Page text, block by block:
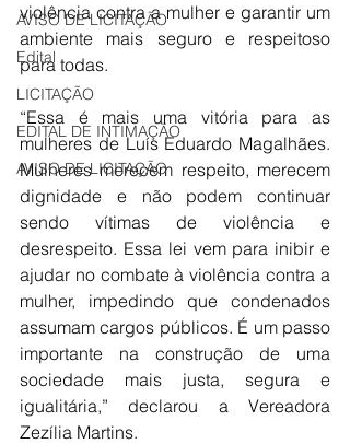
AVISO DE LICITAÇÃO
Edital
LICITAÇÃO
EDITAL DE INTIMAÇÃO
AVISO DE LICITAÇÃO
violência contra a mulher e garantir um
ambiente mais seguro e respeitoso
para todas.
“Essa é mais uma vitória para as
mulheres de Luís Eduardo Magalhães.
Mulheres merecem respeito, merecem
dignidade e não podem continuar
sendo vítimas de violência e
desrespeito. Essa lei vem para inibir e
ajudar no combate à violência contra a
mulher, impedindo que condenados
assumam cargos públicos. É um passo
importante na construção de uma
sociedade mais justa, segura e
igualitária,” declarou a Vereadora
Zezília Martins.